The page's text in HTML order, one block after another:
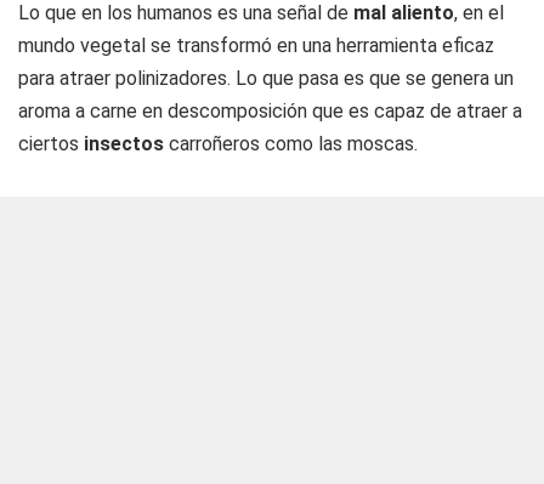
Lo que en los humanos es una señal de mal aliento, en el
mundo vegetal se transformó en una herramienta eficaz
para atraer polinizadores. Lo que pasa es que se genera un
aroma a carne en descomposición que es capaz de atraer a
ciertos insectos carroñeros como las moscas.